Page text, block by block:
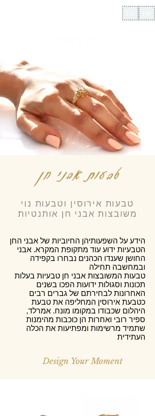
טבעות אירוסין וטבעות נוי
משובצות אבני חן אותנטיות
הידע על השפעותיהן החיוביות של אבני החן
הטבעיות ידוע עוד מתקופת המקרא. אבני
החושן שענדו הכהנים נבחרו בקפידה
ובמחשבה תחילה
טבעות המשובצות אבני חן טבעיות בעלות
תכונות וסגולות ידועות הפכו בשנים
האחרונות לבחירתם של גברים רבים
כטבעת אירוסין המחליפה את טבעת
היהלום שכבודו במקומו מונח. אמרלד,
ספיר רובי ואחרות הן כוכבות מהימנות
שתמיד מרשימות ומפתיעות את הכלה
העתידית
Design Your Moment